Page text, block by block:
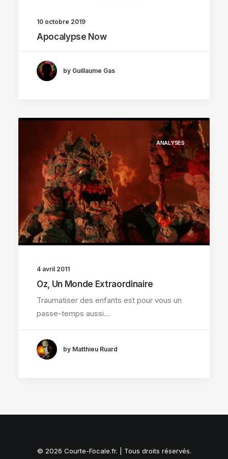
10 octobre 2019
Apocalypse Now
by Guillaume Gas
ANALYSES
4 avril 2011
Oz, Un Monde Extraordinaire
Traumatiser des enfants est pour vous un
passe-temps aussi…
by Matthieu Ruard
© 2026 Courte-Focale.fr. | Tous droits réservés.